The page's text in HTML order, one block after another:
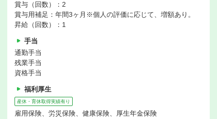
賞与（回数）：2
賞与用補足：年間3ヶ月※個人の評価に応じて、増額あり。
昇給（回数）：1
手当
通勤手当
残業手当
資格手当
福利厚生
産休・育休取得実績有り
雇用保険、労災保険、健康保険、厚生年金保険